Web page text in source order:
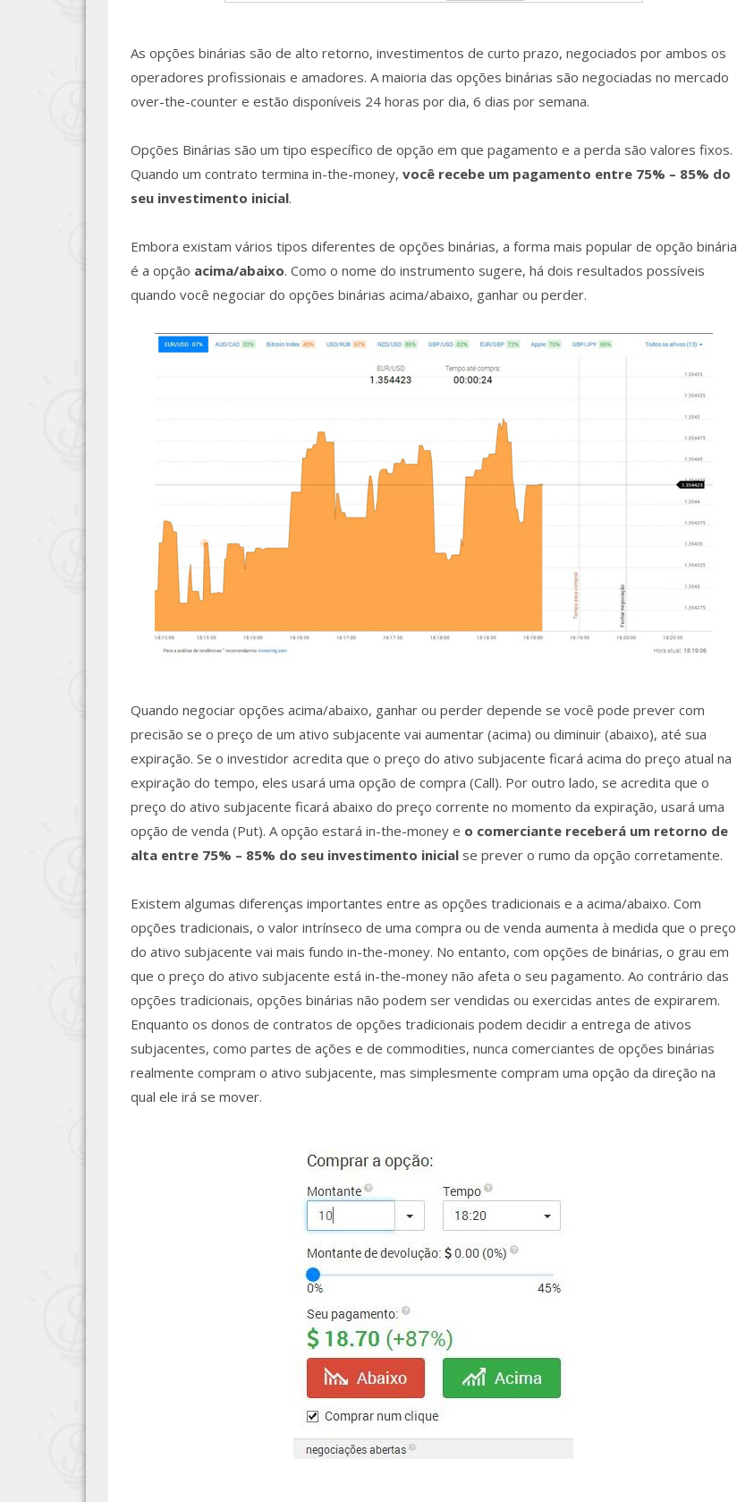
As opções binárias são de alto retorno, investimentos de curto prazo, negociados por ambos os
operadores profissionais e amadores. A maioria das opções binárias são negociadas no mercado
over-the-counter e estão disponíveis 24 horas por dia, 6 dias por semana.
Opções Binárias são um tipo específico de opção em que pagamento e a perda são valores fixos.
Quando um contrato termina in-the-money, você recebe um pagamento entre 75% – 85% do
seu investimento inicial.
Embora existam vários tipos diferentes de opções binárias, a forma mais popular de opção binária
é a opção acima/abaixo. Como o nome do instrumento sugere, há dois resultados possíveis
quando você negociar do opções binárias acima/abaixo, ganhar ou perder.
Quando negociar opções acima/abaixo, ganhar ou perder depende se você pode prever com
precisão se o preço de um ativo subjacente vai aumentar (acima) ou diminuir (abaixo), até sua
expiração. Se o investidor acredita que o preço do ativo subjacente ficará acima do preço atual na
expiração do tempo, eles usará uma opção de compra (Call). Por outro lado, se acredita que o
preço do ativo subjacente ficará abaixo do preço corrente no momento da expiração, usará uma
opção de venda (Put). A opção estará in-the-money e o comerciante receberá um retorno de
alta entre 75% – 85% do seu investimento inicialse prever o rumo da opção corretamente.
Existem algumas diferenças importantes entre as opções tradicionais e a acima/abaixo. Com
opções tradicionais, o valor intrínseco de uma compra ou de venda aumenta à medida que o preço
do ativo subjacente vai mais fundo in-the-money. No entanto, com opções de binárias, o grau em
que o preço do ativo subjacente está in-the-money não afeta o seu pagamento. Ao contrário das
opções tradicionais, opções binárias não podem ser vendidas ou exercidas antes de expirarem.
Enquanto os donos de contratos de opções tradicionais podem decidir a entrega de ativos
subjacentes, como partes de ações e de commodities, nunca comerciantes de opções binárias
realmente compram o ativo subjacente, mas simplesmente compram uma opção da direção na
qual ele irá se mover.